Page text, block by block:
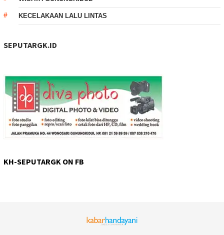
KECELAKAAN LALU LINTAS
SEPUTARGK.ID
KH-SEPUTARGK ON FB